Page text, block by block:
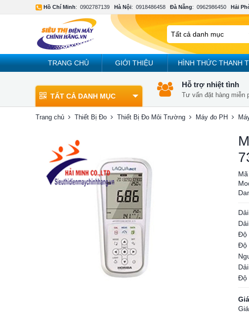
Hồ Chí Minh: 0902787139 Hà Nội: 0918486458 Đà Nẵng: 0962986450 Hải
TRANG CHỦ GIỚI THIỆU HÌNH THỨC THANH
TẤT CẢ DANH MỤC
Hỗ trợ nhiệt tình
Tư vấn đặt hàng miễn
Trang chủ Thiết Bị Đo Thiết Bị Đo Môi Trường Máy đo PH
Độ
Độ
Độ